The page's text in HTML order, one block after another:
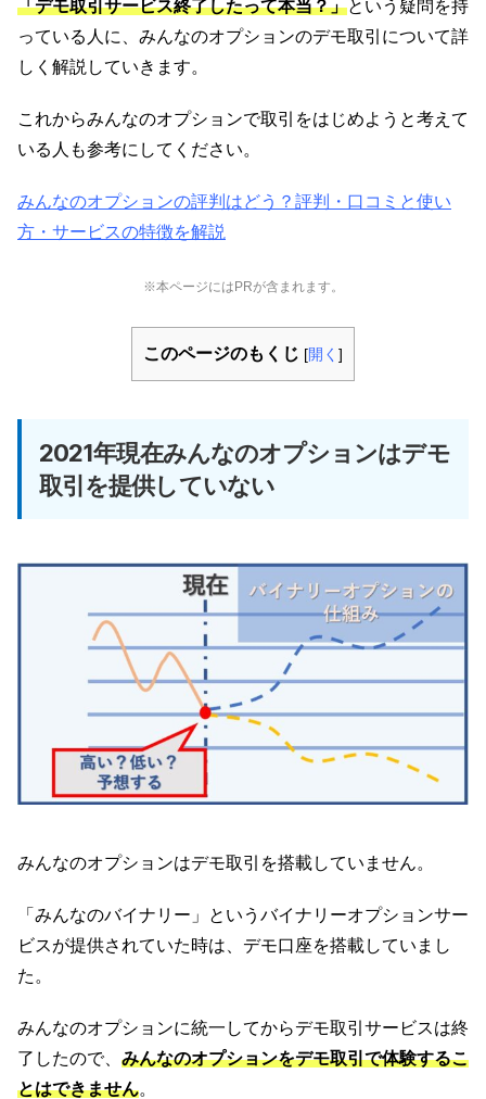
「デモ取引サービス終了したって本当？」という疑問を持
っている人に、みんなのオプションのデモ取引について詳
しく解説していきます。
これからみんなのオプションで取引をはじめようと考えて
いる人も参考にしてください。
みんなのオプションの評判はどう？評判・口コミと使い
方・サービスの特徴を解説
※本ページにはPRが含まれます。
このページのもくじ [開く ]
2021年現在みんなのオプションはデモ
取引を提供していない
みんなのオプションはデモ取引を搭載していません。
「みんなのバイナリー」というバイナリーオプションサー
ビスが提供されていた時は、デモ口座を搭載していまし
た。
みんなのオプションに統一してからデモ取引サービスは終
了したので、 みんなのオプションをデモ取引で体験するこ
とはできません。